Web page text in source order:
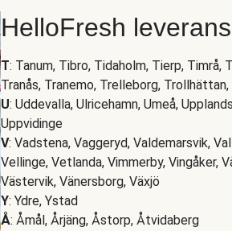
HelloFresh
T: Tanum, Tibro, Tidaholm, Tierp, Timrå,
Tranås, Tranemo, Trelleborg,
U: Uddevalla, Ulricehamn, Umeå,
Uppvidinge
V: Vadstena, Vaggeryd, Valdemarsvik,
Vellinge, Vetlanda, Vimmerby, Vingåker,
Västervik, Vänersborg, Växjö
Y: Ydre, Ystad
Å: Åmål, Årjäng, Åstorp, Åtvidaberg